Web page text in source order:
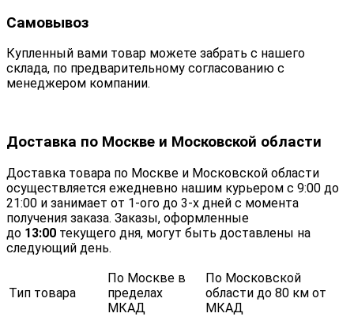
Самовывоз
Купленный вами товар можете забрать с нашего
склада, по предварительному согласованию с
менеджером компании.
Доставка по Москве и Московской области
Доставка товара по Москве и Московской области
осуществляется ежедневно нашим курьером с 9:00 до
21:00 и занимает от 1-ого до 3-х дней с момента
получения заказа. Заказы, оформленные
до 13:00 текущего дня, могут быть доставлены на
следующий день.
Тип товара
По Москве в
пределах
МКАД
По Московской
области до 80 км от
МКАД